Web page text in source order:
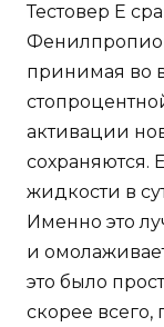
Тестовер Е
принимая во
активации
сохраняются.
жидкости в
Именно это
и
это было
скорее всего,